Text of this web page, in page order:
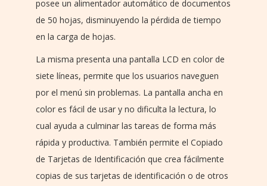
posee un alimentador automático de documentos
de 50 hojas, disminuyendo la pérdida de tiempo
en la carga de hojas.
La misma presenta una pantalla LCD en color de
siete líneas, permite que los usuarios naveguen
por el menú sin problemas. La pantalla ancha en
color es fácil de usar y no dificulta la lectura, lo
cual ayuda a culminar las tareas de forma más
rápida y productiva. También permite el Copiado
de Tarjetas de Identificación que crea fácilmente
copias de sus tarjetas de identificación o de otros